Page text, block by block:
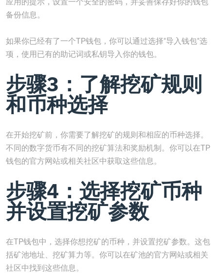
备份信息。
如果你已经有了一个TP钱包，你可以通过选择"导入钱包"选
项，使用已有的助记词或私钥导入你的钱包。
步骤3：了解挖矿规则
和币种选择
在开始挖矿前，你需要了解挖矿的规则和相应的币种选择。
不同的数字货币有不同的挖矿算法和奖励机制。你可以在TP
钱包的官方网站或相关社区中获取这些信息。
步骤4：选择挖矿币种
并设置挖矿参数
在TP钱包中，选择你想挖矿的币种，并设置挖矿参数。这包
括矿池地址、挖矿算力等。你可以在矿池的官方网站或相关
社区中找到这些信息。